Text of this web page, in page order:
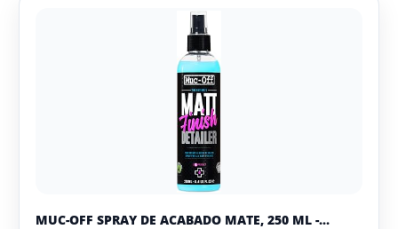
MUC-OFF SPRAY DE ACABADO MATE, 250 ML -...